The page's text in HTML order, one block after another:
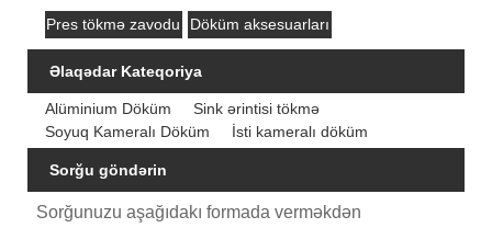
Pres tökmə zavodu Döküm aksesuarları
Əlaqədar Kateqoriya
Alüminium Döküm
Sink ərintisi tökmə
Soyuq Kameralı Döküm
İsti kameralı döküm
Sorğu göndərin
Sorğunuzu aşağıdakı formada verməkdən